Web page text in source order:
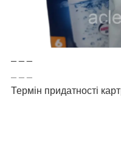
Термін придатності